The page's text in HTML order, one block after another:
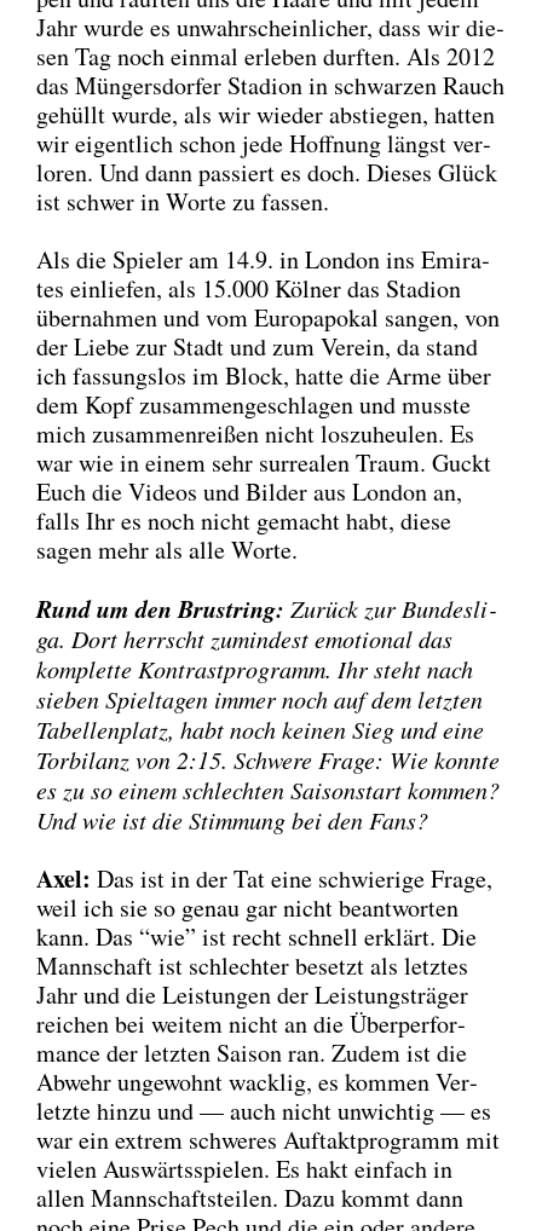
Jahr wur­de es unwahr­schein­li­cher, dass wir die­
sen Tag noch ein­mal erle­ben durf­ten. Als 2012
das Mün­gers­dor­fer Sta­di­on in schwar­zen Rauch
gehüllt wur­de, als wir wie­der abstie­gen, hat­ten
wir eigent­lich schon jede Hoff­nung längst ver­
lo­ren. Und dann pas­siert es doch. Die­ses Glück
ist schwer in Wor­te zu fas­sen.
Als die Spie­ler am 14.9. in Lon­don ins Emi­ra­
tes ein­lie­fen, als 15.000 Köl­ner das Sta­di­on
über­nah­men und vom Euro­pa­po­kal san­gen, von
der Lie­be zur Stadt und zum Ver­ein, da stand
ich fas­sungs­los im Block, hat­te die Arme über
dem Kopf zusam­men­ge­schla­gen und muss­te
mich zusam­men­rei­ßen nicht los­zu­heu­len. Es
war wie in einem sehr sur­rea­len Traum. Guckt
Euch die Vide­os und Bil­der aus Lon­don an,
falls Ihr es noch nicht gemacht habt, die­se
sagen mehr als alle Wor­te.
Rund um den Brust­ring: Zurück zur Bun­des­li­
ga. Dort herrscht zumin­dest emo­tio­nal das
kom­plet­te Kon­trast­pro­gramm. Ihr steht nach
sie­ben Spiel­ta­gen immer noch auf dem letz­ten
Tabel­len­platz, habt noch kei­nen Sieg und eine
Tor­bi­lanz von 2:15. Schwe­re Fra­ge: Wie konn­te
es zu so einem schlech­ten Sai­son­start kom­men?
Und wie ist die Stim­mung bei den Fans?
Axel: Das ist in der Tat eine schwie­ri­ge Fra­ge,
weil ich sie so genau gar nicht beant­wor­ten
kann. Das “wie” ist recht schnell erklärt. Die
Mann­schaft ist schlech­ter besetzt als letz­tes
Jahr und die Leis­tun­gen der Leis­tungs­trä­ger
rei­chen bei wei­tem nicht an die Über­per­for­
mance der letz­ten Sai­son ran. Zudem ist die
Abwehr unge­wohnt wack­lig, es kom­men Ver­
letz­te hin­zu und — auch nicht unwich­tig — es
war ein extrem schwe­res Auf­takt­pro­gramm mit
vie­len Aus­wärts­spie­len. Es hakt ein­fach in
allen Mann­schafts­tei­len. Dazu kommt dann